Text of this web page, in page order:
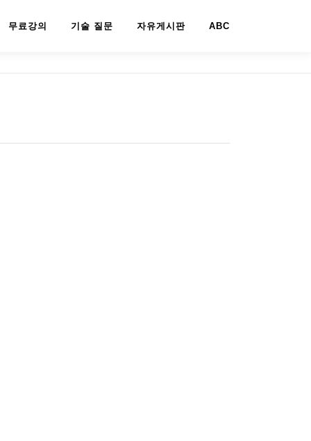
무료강의 기술 질문 자유게시판 ABC